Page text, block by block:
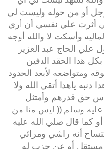
أو من حوله وليست لي
أثرت علي نفسي أن أري
وأسكت لا والله أوجه
علي الحاج عبد العزيز
هدا الحقد الدفين
ومتواضعه لأبعد الحدود
دنبه ياهدا أتقي الله ولا
حق قدرهم وأمتثل
عليه وسلم (( ليس منا من
كما قال صلي الله عليه
أنه راشي ومرائي
مستقل أو عن حزب له